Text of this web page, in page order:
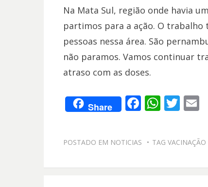
Na Mata Sul, região onde havia
partimos para a ação. O trabalho
pessoas nessa área. São
não paramos. Vamos continuar
atraso com as doses.
Share F
b
o
W
s
A
T
er
E
ai
l
POSTADO EM NOTICIAS TAG